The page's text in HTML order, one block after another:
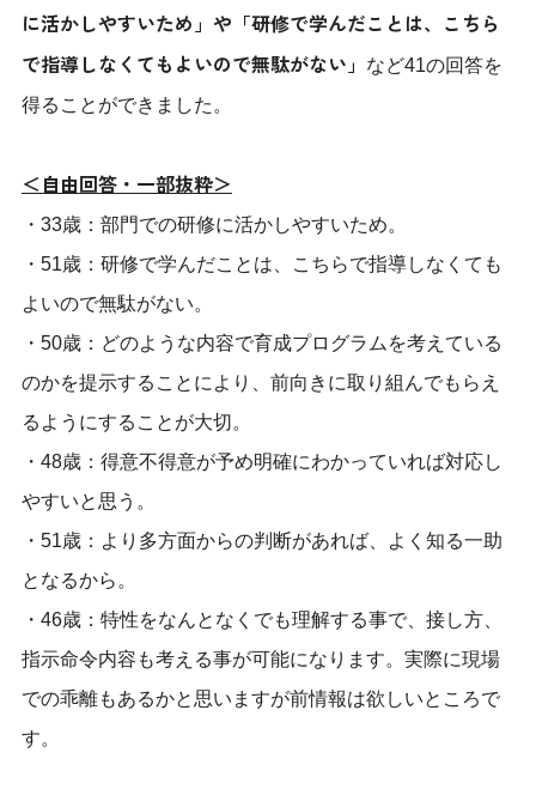
に活かしやすいため」や「研修で学んだことは、こちら
で指導しなくてもよいので無駄がない」
など41の回答を
得ることができました。
＜自由回答・一部抜粋＞
・33歳：部門での研修に活かしやすいため。
・51歳：研修で学んだことは、こちらで指導しなくても
よいので無駄がない。
・50歳：どのような内容で育成プログラムを考えている
のかを提示することにより、前向きに取り組んでもらえ
るようにすることが大切。
・48歳：得意不得意が予め明確にわかっていれば対応し
やすいと思う。
・51歳：より多方面からの判断があれば、よく知る一助
となるから。
・46歳：特性をなんとなくでも理解する事で、接し方、
指示命令内容も考える事が可能になります。実際に現場
での乖離もあるかと思いますが前情報は欲しいところで
す。